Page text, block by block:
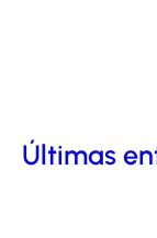
Últimas